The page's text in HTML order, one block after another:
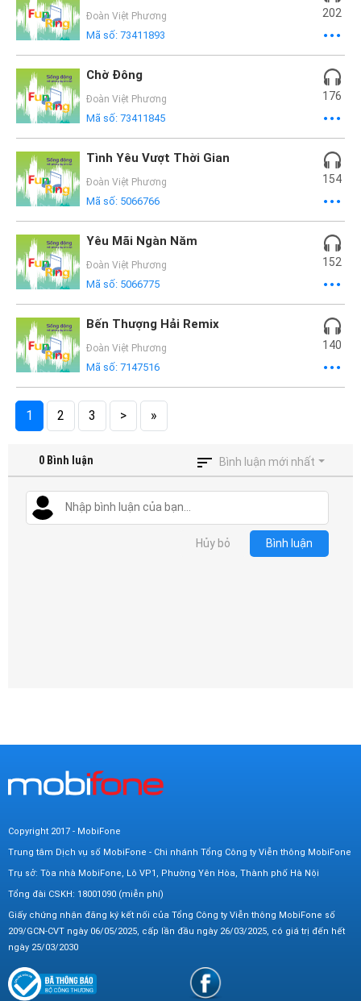
Đoàn Việt Phương
Mã số: 73411893
202
Chờ Đông
Đoàn Việt Phương
Mã số: 73411845
176
Tình Yêu Vượt Thời Gian
Đoàn Việt Phương
Mã số: 5066766
154
Yêu Mãi Ngàn Năm
Đoàn Việt Phương
Mã số: 5066775
152
Bến Thượng Hải Remix
Đoàn Việt Phương
Mã số: 7147516
140
1 2 3 > »
0 Bình luận Bình luận mới nhất
Hủy bỏ Bình luận
Copyright 2017 - MobiFone
Trung tâm Dịch vụ số MobiFone - Chi nhánh Tổng Công ty Viễn thông MobiFone
Trụ sở: Tòa nhà MobiFone, Lô VP1, Phường Yên Hòa, Thành phố Hà Nội
Tổng đài CSKH: 18001090 (miễn phí)
Giấy chứng nhận đăng ký kết nối của Tổng Công ty Viễn thông MobiFone số
209/GCN-CVT ngày 06/05/2025, cấp lần đầu ngày 26/03/2025, có giá trị đến hết
ngày 25/03/2030